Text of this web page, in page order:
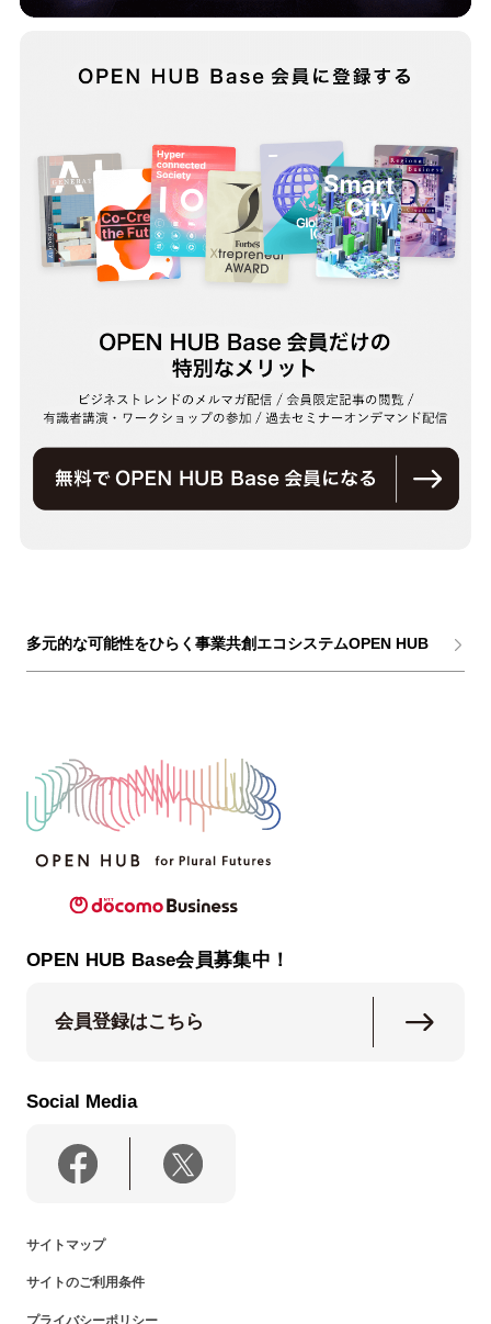
多元的な可能性をひらく事業共創エコシステムOPEN HUB
OPEN HUB Base会員募集中！
会員登録はこちら
Social Media
サイトマップ
サイトのご利用条件